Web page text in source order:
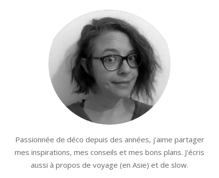
Passionnée de déco depuis des années, j'aime partager
mes inspirations, mes conseils et mes bons plans. J'écris
aussi à propos de voyage (en Asie) et de slow.